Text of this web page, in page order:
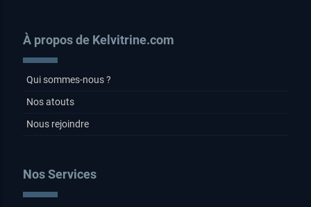
À propos de Kelvitrine.com
Qui sommes-nous ?
Nos atouts
Nous rejoindre
Nos Services